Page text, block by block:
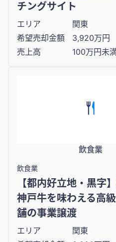
チングサイト
エリア
関東
希望売却金額
3,920万円
売上高
100万円未
飲食業
飲食業
【都内好立地・黒字
神戸牛を味わえる高
舗の事業譲渡
エリア
関東